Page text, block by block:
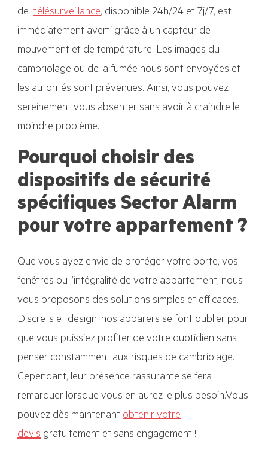
de télésurveillance, disponible 24h/24 et 7j/7, est
immédiatement averti grâce à un capteur de
mouvement et de température. Les images du
cambriolage ou de la fumée nous sont envoyées et
les autorités sont prévenues. Ainsi, vous pouvez
sereinement vous absenter sans avoir à craindre le
moindre problème.
Pourquoi choisir des
dispositifs de sécurité
spécifiques Sector Alarm
pour votre appartement ?
Que vous ayez envie de protéger votre porte, vos
fenêtres ou l’intégralité de votre appartement, nous
vous proposons des solutions simples et efficaces.
Discrets et design, nos appareils se font oublier pour
que vous puissiez profiter de votre quotidien sans
penser constamment aux risques de cambriolage.
Cependant, leur présence rassurante se fera
remarquer lorsque vous en aurez le plus besoin.Vous
pouvez dès maintenant obtenir votre
devis gratuitement et sans engagement !